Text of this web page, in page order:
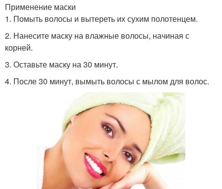
Применение маски
1. Помыть волосы и вытереть их сухим полотенцем.
2. Нанесите маску на влажные волосы, начиная с
корней.
3. Оставьте маску на 30 минут.
4. После 30 минут, вымыть волосы с мылом для волос.